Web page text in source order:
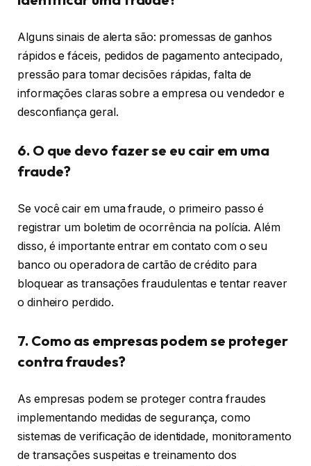
Alguns sinais de alerta são: promessas de ganhos
rápidos e fáceis, pedidos de pagamento antecipado,
pressão para tomar decisões rápidas, falta de
informações claras sobre a empresa ou vendedor e
desconfiança geral.
6. O que devo fazer se eu cair em uma
fraude?
Se você cair em uma fraude, o primeiro passo é
registrar um boletim de ocorrência na polícia. Além
disso, é importante entrar em contato com o seu
banco ou operadora de cartão de crédito para
bloquear as transações fraudulentas e tentar reaver
o dinheiro perdido.
7. Como as empresas podem se proteger
contra fraudes?
As empresas podem se proteger contra fraudes
implementando medidas de segurança, como
sistemas de verificação de identidade, monitoramento
de transações suspeitas e treinamento dos